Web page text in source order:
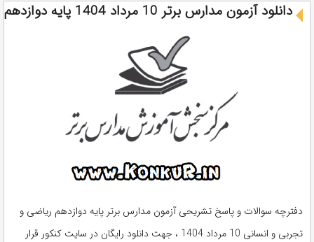
دانلود آزمون مدارس برتر 10 مرداد 1404 پایه دوازدهم
دفترچه سوالات و پاسخ تشریحی آزمون مدارس برتر پایه دوازدهم ریاضی و
تجربی و انسانی 10 مرداد 1404 ، جهت دانلود رایگان در سایت کنکور قرار